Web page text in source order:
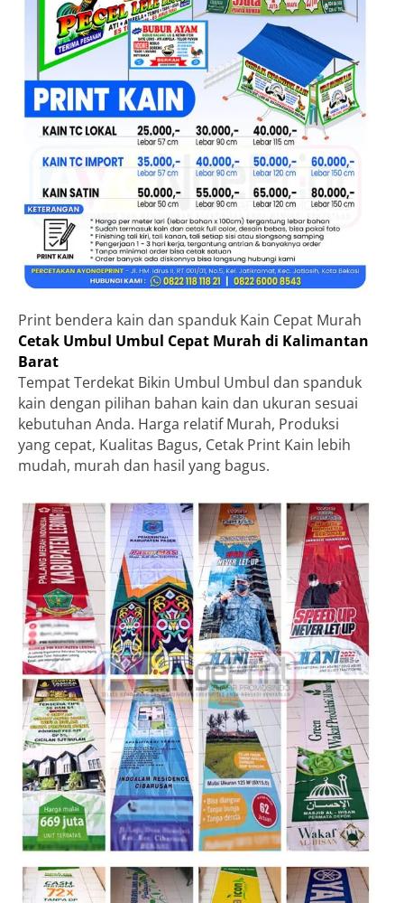
Print bendera kain dan spanduk Kain Cepat Murah
Cetak Umbul Umbul Cepat Murah di Kalimantan
Barat
Tempat Terdekat Bikin Umbul Umbul dan spanduk
kain dengan pilihan bahan kain dan ukuran sesuai
kebutuhan Anda. Harga relatif Murah, Produksi
yang cepat, Kualitas Bagus, Cetak Print Kain lebih
mudah, murah dan hasil yang bagus.